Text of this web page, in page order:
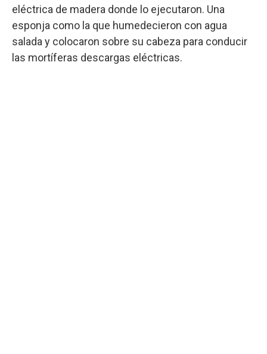
eléctrica de madera donde lo ejecutaron. Una
esponja como la que humedecieron con agua
salada y colocaron sobre su cabeza para conducir
las mortíferas descargas eléctricas.